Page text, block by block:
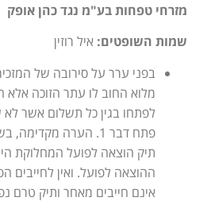
מזרחי טפחות בע"מ נגד כהן אופק
שמות השופטים: איל רוזין
בפני ערר על סירובה של
מלוא החוב לו עתר הזוכה
לפתחו בגין כל תשלום אשר לא
פתח דבר 1. הערה
תיק הוצאה לפועל המחלוקת
ההוצאה לפועל. ואין לחייבים
אינם חייבים מאחר ותיק טרם